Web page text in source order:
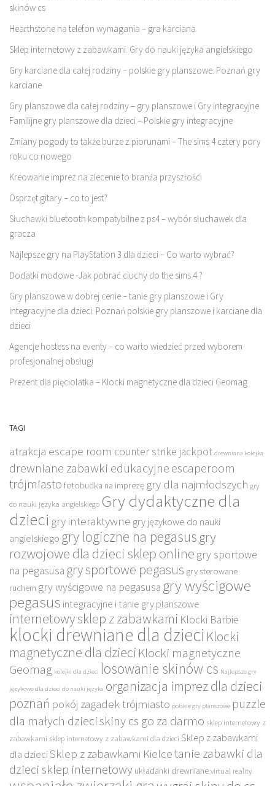
skinów cs
Hearthstone na telefon wymagania – gra karciana
Sklep internetowy z zabawkami. Gry do nauki języka angielskiego
Gry karciane dla całej rodziny – polskie gry planszowe. Poznań gry
karciane
Gry planszowe dla całej rodziny – gry planszowe i Gry integracyjne.
Familijne gry planszowe dla dzieci – Polskie gry integracyjne
Zmiany pogody to także burze z piorunami – The sims 4 cztery pory
roku co nowego
Kreowanie imprez na zlecenie to branża przyszłości
Osprzęt gitary – co to jest?
Słuchawki bluetooth kompatybilne z ps4 – wybór słuchawek dla
gracza
Najlepsze gry na PlayStation 3 dla dzieci – Co warto wybrać?
Dodatki modowe -Jak pobrać ciuchy do the sims 4 ?
Gry planszowe w dobrej cenie – tanie gry planszowe i Gry
integracyjne dla dzieci. Poznań polskie gry planszowe i karciane dla
dzieci
Agencje hostess na eventy – co warto wiedzieć przed wyborem
profesjonalnej obsługi
Prezent dla pięciolatka – Klocki magnetyczne dla dzieci Geomag
TAGI
atrakcja escape room counter strike jackpot drewniana kolejka
drewniane zabawki edukacyjneescaperoom
trójmiasto fotobudka na imprezę gry dla najmłodszych gry
do nauki języka angielskiego Gry dydaktyczne dla
dzieci gry interaktywne gry językowe do nauki
angielskiego gry logiczne na pegasus gry
rozwojowe dla dzieci sklep online gry sportowe
na pegasusa gry sportowe pegasus gry sterowane
ruchem gry wyścigowe na pegasusa gry wyścigowe
pegasus integracyjne i tanie gry planszowe
internetowy sklep z zabawkami Klocki Barbie
klocki drewniane dla dzieci Klocki
magnetyczne dla dzieci Klocki magnetyczne
Geomag kolejki dla dzieci losowanie skinów cs Najlepsze gry
językowe dla dzieci do nauki języka organizacja imprez dla dzieci
poznań pokój zagadek trójmiasto polskie gry planszowe puzzle
dla małych dzieciskiny cs go za darmo sklep internetowy z
zabawkami sklep internetowy z zabawkami dla dzieci Sklep z zabawkami
dla dzieciSklep z zabawkami Kielcetanie zabawki dla
dzieci sklep internetowy układanki drewniane virtual reality